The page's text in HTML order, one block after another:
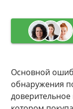
Основной
обнаружения